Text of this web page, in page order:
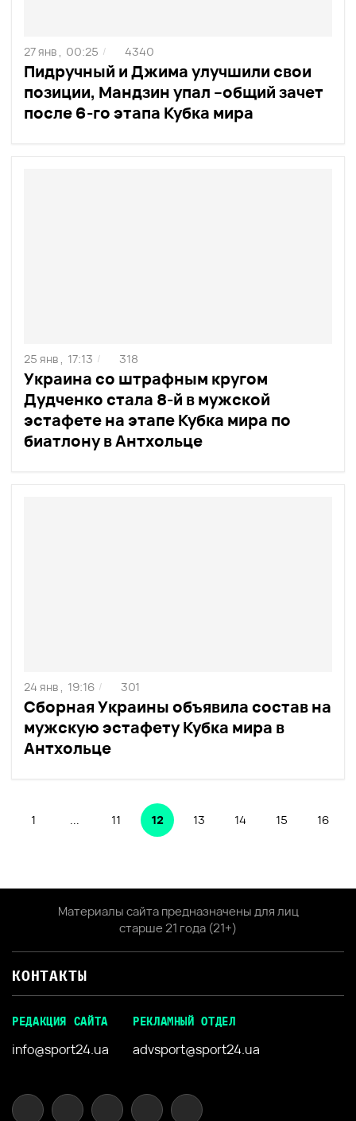
Пидручный и Джима улучшили свои
позиции, Мандзин упал –общий зачет
после 6-го этапа Кубка мира
27 янв , 00:25 / 4340
Украина со штрафным кругом
Дудченко стала 8-й в мужской
эстафете на этапе Кубка мира по
биатлону в Антхольце
25 янв , 17:13 / 318
Сборная Украины объявила состав на
мужскую эстафету Кубка мира в
Антхольце
24 янв , 19:16 / 301
1 11 12 13 14 15 16
Материалы сайта предназначены для лиц
старше 21 года (21+)
КОНТАКТЫ
РЕДАКЦИЯ САЙТА
info@sport24.ua
РЕКЛАМНЫЙ ОТДЕЛ
advsport@sport24.ua